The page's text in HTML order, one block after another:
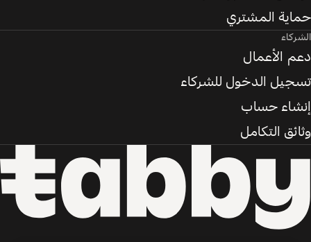
حماية المشتري
الشركاء
دعم الأعمال
تسجيل الدخول للشركاء
إنشاء حساب
وثائق التكامل